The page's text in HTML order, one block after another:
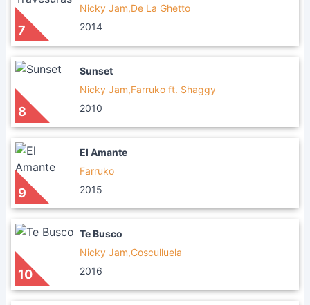
7
Nicky Jam,De La Ghetto
2014
8
Sunset
Nicky Jam,Farruko ft. Shaggy
2010
9
El Amante
Farruko
2015
10
Te Busco
Nicky Jam,Cosculluela
2016